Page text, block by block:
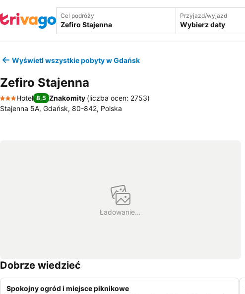
Cel podróży Przyjazd/wyjazd
Wybierz daty
Wyświetl wszystkie pobyty w Gdańsk
Zefiro Stajenna
3 Kategoria
Hotel 8,5 Znakomity (liczba ocen: 2753)
Stajenna 5A, Gdańsk, 80-842, Polska
Ładowanie…
Dobrze wiedzieć
Spokojny ogród i miejsce piknikowe